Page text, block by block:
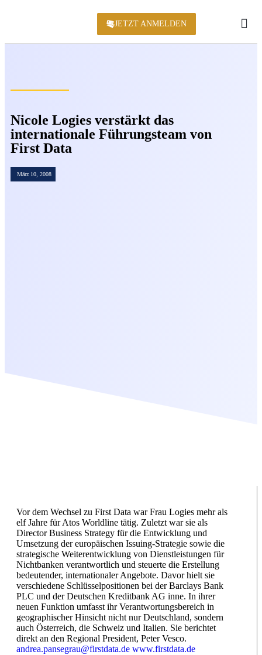
JETZT ANMELDEN
Nicole Logies verstärkt das
internationale Führungsteam von
First Data
März 10, 2008
Vor dem Wechsel zu First Data war Frau Logies mehr als
elf Jahre für Atos Worldline tätig. Zuletzt war sie als
Director Business Strategy für die Entwicklung und
Umsetzung der europäischen Issuing-Strategie sowie die
strategische Weiterentwicklung von Dienstleistungen für
Nichtbanken verantwortlich und steuerte die Erstellung
bedeutender, internationaler Angebote. Davor hielt sie
verschiedene Schlüsselpositionen bei der Barclays Bank
PLC und der Deutschen Kreditbank AG inne. In ihrer
neuen Funktion umfasst ihr Verantwortungsbereich in
geographischer Hinsicht nicht nur Deutschland, sondern
auch Österreich, die Schweiz und Italien. Sie berichtet
direkt an den Regional President, Peter Vesco.
andrea.pansegrau@firstdata.de www.firstdata.de